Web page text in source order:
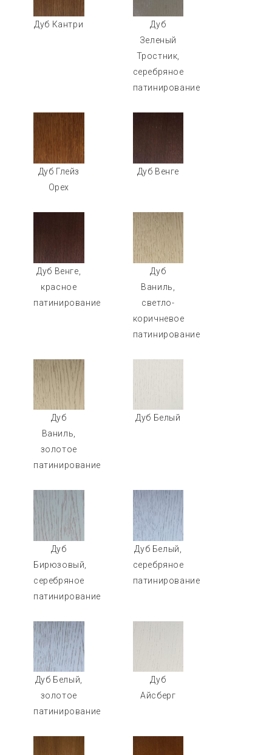
Дуб Кантри
Дуб
Зеленый
Тростник,
серебряное
патинирование
Дуб Глейз
Орех
Дуб Венге
Дуб Венге,
красное
патинирование
Дуб
Ваниль,
светло-
коричневое
патинирование
Дуб
Ваниль,
золотое
патинирование
Дуб Белый
Дуб
Бирюзовый,
серебряное
патинирование
Дуб Белый,
серебряное
патинирование
Дуб Белый,
золотое
патинирование
Дуб
Айсберг